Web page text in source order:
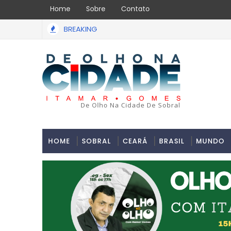
Home Sobre Contato
BREAKING
De Olho Na Cidade De Sobral
HOME SOBRAL CEARÁ BRASIL MUNDO